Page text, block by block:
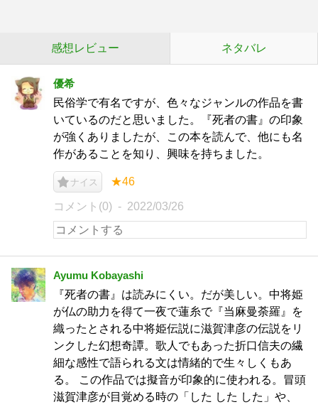
感想レビュー ネタバレ
優希
民俗学で有名ですが、色々なジャンルの作品を書
いているのだと思いました。『死者の書』の印象
が強くありましたが、この本を読んで、他にも名
作があることを知り、興味を持ちました。
ナイス ★46
コメント(0) 2022/03/26
Ayumu Kobayashi
『死者の書』は読みにくい。だが美しい。中将姫
が仏の助力を得て一夜で蓮糸で『当麻曼荼羅』を
織ったとされる中将姫伝説に滋賀津彦の伝説をリ
ンクした幻想奇譚。歌人でもあった折口信夫の繊
細な感性で語られる文は情緒的で生々しくもあ
る。 この作品では擬音が印象的に使われる。冒頭
滋賀津彦が目覚める時の「した した した」や、